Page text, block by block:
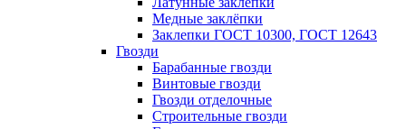
Медные заклёпки
Заклепки ГОСТ 10300, ГОСТ 12643
Гвозди
Барабанные гвозди
Винтовые гвозди
Гвозди отделочные
Строительные гвозди